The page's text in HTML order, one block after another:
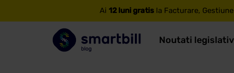
Ai 12 luni gratis la Facturare,
Noutati